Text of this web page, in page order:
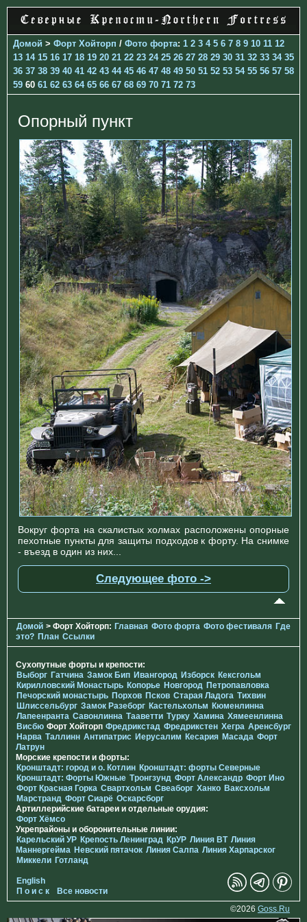
Домой > Форт Хойторп / Фото форта: 1 2 3 4 5 6 7 8 9 10 11 12
13 14 15 16 17 18 19 20 21 22 23 24 25 26 27 28 29 30 31 32 33 34 35
36 37 38 39 40 41 42 43 44 45 46 47 48 49 50 51 52 53 54 55 56 57 58
59 60 61 62 63 64 65 66 67 68 69 70 71 72 73
Опорный пункт
Вокруг форта на скалистых холмах расположены опорные
пехотные пункты для защиты подходов к форту. На снимке
- въезд в один из них...
Следующее фото ->
Домой > Форт Хойторп: Главная Фото форта Фото фестиваля Где
это? План Ссылки
Сухопутные форты и крепости:
Выборг Гатчина Замок Бип Ивангород Изборск Кексгольм
Кирилловский Монастырь Копорье Новгород Петропавловка
Печорcкий монастырь Порхов Псков Старая Ладога Тихвин
Шлиссельбург Замок Разеборг Кастельхольм Кюменлинна
Лапеенранта Савонлинна Тааветти Турку Хамина Хямеенлинна
Висбю Форт Хойторп Фредрикстад Фредрикстен Хегра Аренсбург
Нарва Таллинн Антипатрис Иерусалим Кесария Масада Форт
Латрун
Морские крепости и форты:
Кронштадт: город и о. Котлин Кронштадт: форты Северные
Кронштадт: Форты Южные Тронгзунд Форт Александр Форт Ино
Форт Красная Горка Свартхольм Свеаборг Ханко Ваксхольм
Марстранд Форт Сиарё Оскарсборг
Артиллерийские батареи и отдельные орудия:
Форт Хёмсо
Укрепрайоны и оборонительные линии:
Карельский УР Крепость Ленинград КрУР Линия ВТ Линия
Маннергейма Невский пятачок Линия Салпа Линия Харпарског
Миккели Готланд
English
П о и с к
Все новости
©2026 Goss.Ru